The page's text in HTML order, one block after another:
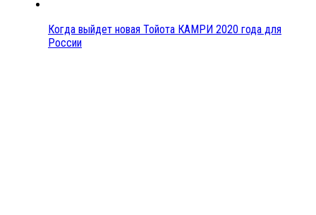
Когда выйдет новая Тойота КАМРИ 2020 года для
России